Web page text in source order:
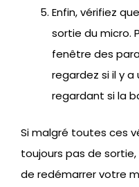
Enfin, vérifiez
sortie du micro.
fenêtre des
regardez si il y a
regardant si la
Si malgré toutes ces
toujours pas de
de redémarrer votre